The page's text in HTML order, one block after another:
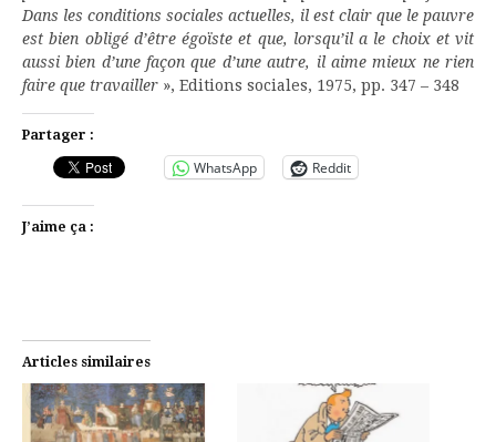
Dans les conditions sociales actuelles, il est clair que le pauvre
est bien obligé d’être égoïste et que, lorsqu’il a le choix et vit
aussi bien d’une façon que d’une autre, il aime mieux ne rien
faire que travailler », Editions sociales, 1975, pp. 347 – 348
Partager :
WhatsApp Reddit
J’aime ça :
Articles similaires